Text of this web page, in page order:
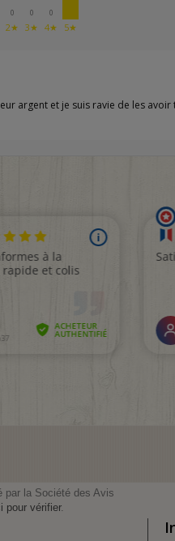
0
2★
0
3★
0
4★ 5★
argent et je suis ravie de les
par la Société des Avis
pour vérifier.